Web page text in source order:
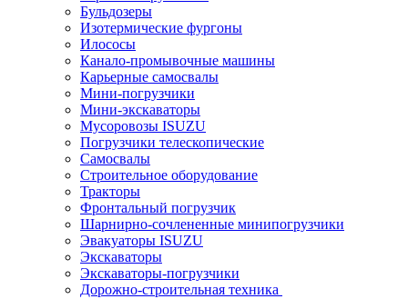
Бульдозеры
Изотермические фургоны
Илососы
Канало-промывочные машины
Карьерные самосвалы
Мини-погрузчики
Мини-экскаваторы
Мусоровозы ISUZU
Погрузчики телескопические
Самосвалы
Строительное оборудование
Тракторы
Фронтальный погрузчик
Шарнирно-сочлененные минипогрузчики
Эвакуаторы ISUZU
Экскаваторы
Экскаваторы-погрузчики
Дорожно-строительная техника